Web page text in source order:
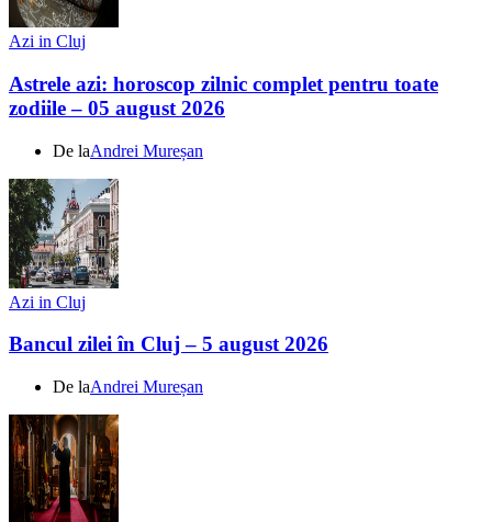
Azi in Cluj
Astrele azi: horoscop zilnic complet pentru toate
zodiile – 05 august 2026
De laAndrei Mureșan
Azi in Cluj
Bancul zilei în Cluj – 5 august 2026
De laAndrei Mureșan